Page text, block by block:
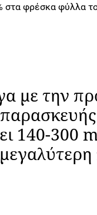
στα φρέσκα φύλλα
με την
140-300